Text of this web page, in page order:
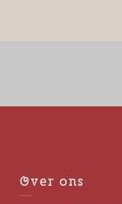
Over ons